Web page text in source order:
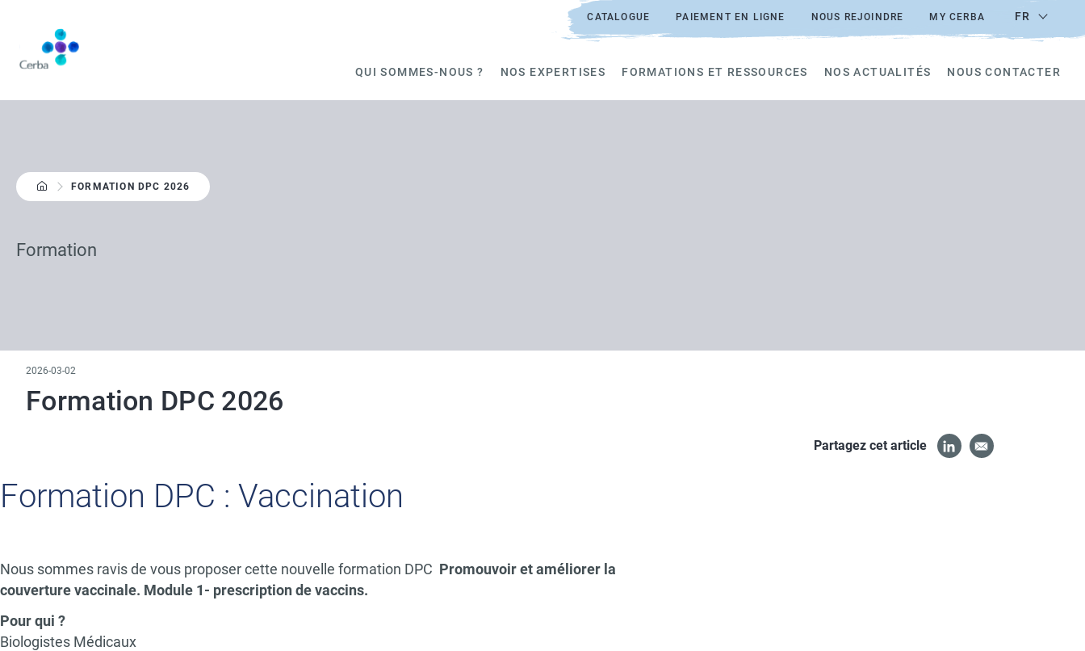
principal
CATALOGUE PAIEMENT EN LIGNE NOUS REJOINDRE MY CERBA FR
QUI SOMMES-NOUS ? NOS EXPERTISES FORMATIONS ET RESSOURCES NOS ACTUALITÉS NOUS CONTACTER
FORMATION DPC 2026
Formation
2026-03-02
Formation DPC 2026
Partagez cet article
Paragraphs
Formation DPC : Vaccination
Nous sommes ravis de vous proposer cette nouvelle formation DPC Promouvoir et améliorer la
couverture vaccinale. Module 1- prescription de vaccins.
Pour qui ?
Biologistes Médicaux